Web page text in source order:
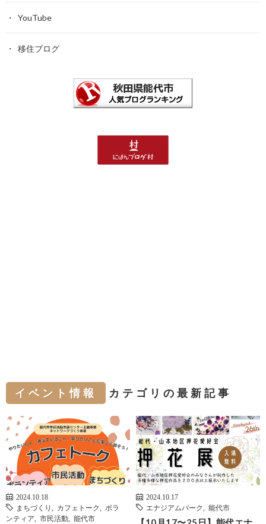
YouTube
移住ブログ
イベント情報 カテゴリの最新記事
2024.10.18
まちづくり
カフェトーク
ボラ
ンティア
市民活動 能代市
2024.10.17
エナジアムパーク
能代市